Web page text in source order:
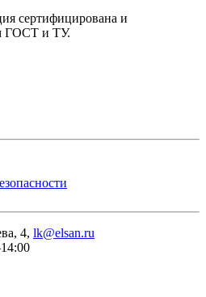
сертифицирована и
ГОСТ и ТУ.
4, lk@elsan.ru